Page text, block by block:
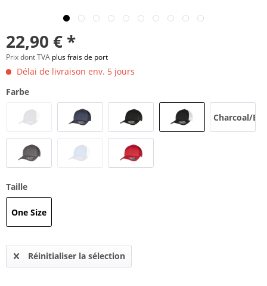
22,90 € *
Prix dont TVA plus frais de port
Délai de livraison env. 5 jours
Farbe
Charcoal/
Taille
One Size
Réinitialiser la sélection